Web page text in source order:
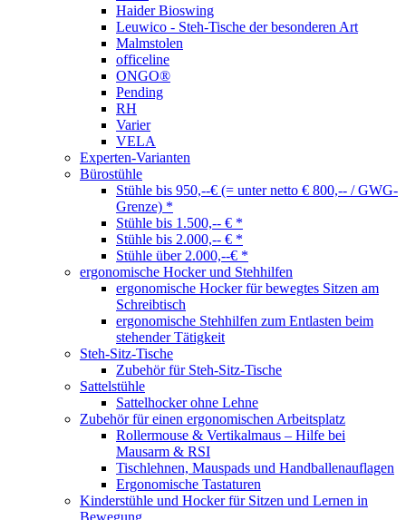
Haider Bioswing
Leuwico - Steh-Tische der besonderen Art
Malmstolen
officeline
ONGO®
Pending
RH
Varier
VELA
Experten-Varianten
Bürostühle
Stühle bis 950,--€ (= unter netto € 800,-- / GWG-
Grenze) *
Stühle bis 1.500,-- € *
Stühle bis 2.000,-- € *
Stühle über 2.000,--€ *
ergonomische Hocker und Stehhilfen
ergonomische Hocker für bewegtes Sitzen am
Schreibtisch
ergonomische Stehhilfen zum Entlasten beim
stehender Tätigkeit
Steh-Sitz-Tische
Zubehör für Steh-Sitz-Tische
Sattelstühle
Sattelhocker ohne Lehne
Zubehör für einen ergonomischen Arbeitsplatz
Rollermouse & Vertikalmaus – Hilfe bei
Mausarm & RSI
Tischlehnen, Mauspads und Handballenauflagen
Ergonomische Tastaturen
Kinderstühle und Hocker für Sitzen und Lernen in
Bewegung